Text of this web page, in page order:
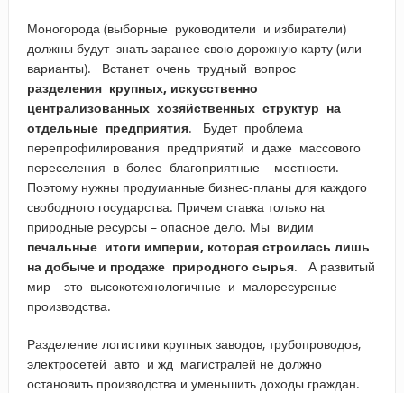
Моногорода (выборные руководители и избиратели)
должны будут знать заранее свою дорожную карту (или
варианты). Встанет очень трудный вопрос
разделения крупных, искусственно
централизованных хозяйственных структур на
отдельные предприятия. Будет проблема
перепрофилирования предприятий и даже массового
переселения в более благоприятные местности.
Поэтому нужны продуманные бизнес-планы для каждого
свободного государства. Причем ставка только на
природные ресурсы – опасное дело. Мы видим
печальные итоги империи, которая строилась лишь
на добыче и продаже природного сырья. А развитый
мир – это высокотехнологичные и малоресурсные
производства.
Разделение логистики крупных заводов, трубопроводов,
электросетей авто и жд магистралей не должно
остановить производства и уменьшить доходы граждан.